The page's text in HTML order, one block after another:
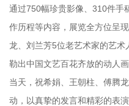
通过750幅珍贵影像、310件手
作历程等内容，展览全方位呈
龙、刘兰芳5位老艺术家的艺
勒出中国文艺百花齐放的动人画
当天，祝希娟、王朝柱、傅腾
动，以真挚的发言和精彩的表演